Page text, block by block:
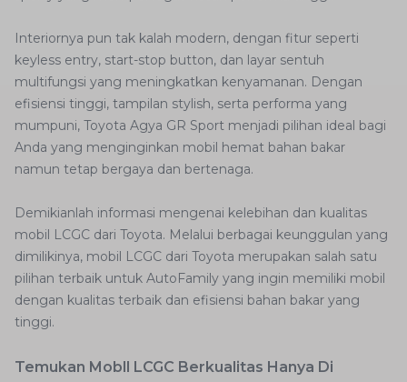
Interiornya pun tak kalah modern, dengan fitur seperti
keyless entry, start-stop button, dan layar sentuh
multifungsi yang meningkatkan kenyamanan. Dengan
efisiensi tinggi, tampilan stylish, serta performa yang
mumpuni, Toyota Agya GR Sport menjadi pilihan ideal bagi
Anda yang menginginkan mobil hemat bahan bakar
namun tetap bergaya dan bertenaga.
Demikianlah informasi mengenai kelebihan dan kualitas
mobil LCGC dari Toyota. Melalui berbagai keunggulan yang
dimilikinya, mobil LCGC dari Toyota merupakan salah satu
pilihan terbaik untuk AutoFamily yang ingin memiliki mobil
dengan kualitas terbaik dan efisiensi bahan bakar yang
tinggi.
Temukan Mobll LCGC Berkualitas Hanya Di